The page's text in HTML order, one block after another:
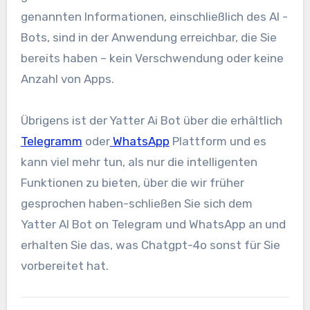
genannten Informationen, einschließlich des AI -
Bots, sind in der Anwendung erreichbar, die Sie
bereits haben – kein Verschwendung oder keine
Anzahl von Apps.
Übrigens ist der Yatter Ai Bot über die erhältlich
Telegramm oderWhatsApp Plattform und es
kann viel mehr tun, als nur die intelligenten
Funktionen zu bieten, über die wir früher
gesprochen haben-schließen Sie sich dem
Yatter AI Bot on Telegram und WhatsApp an und
erhalten Sie das, was Chatgpt-4o sonst für Sie
vorbereitet hat.